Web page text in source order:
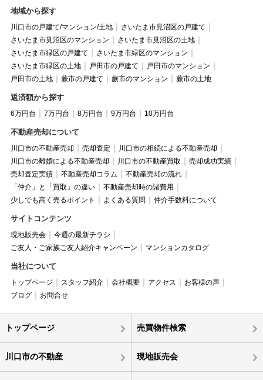
地域から探す
川口市の戸建て/マンション/土地
さいたま市見沼区の戸建て
さいたま市見沼区のマンション
さいたま市見沼区の土地
さいたま市緑区の戸建て
さいたま市緑区のマンション
さいたま市緑区の土地
戸田市の戸建て
戸田市のマンション
戸田市の土地
蕨市の戸建て 蕨市のマンション 蕨市の土地
返済額から探す
6万円台 7万円台 8万円台 9万円台 10万円台
不動産売却について
川口市の不動産売却 売却査定
川口市の相続による不動産売却
川口市の離婚による不動産売却
川口市の不動産買取
売却成功実績
売却査定実績
不動産売却コラム
不動産売却の流れ
「仲介」と「買取」の違い
不動産売却時の諸費用
少しでも高く売るポイント
よくある質問 仲介手数料について
サイトコンテンツ
現地販売会
今週の最新チラシ
ご友人・ご家族ご友人紹介キャンペーン
マンションカタログ
当社について
トップページ スタッフ紹介 会社概要 アクセス
お客様の声
ブログ
お問合せ
トップページ 売買物件検索
川口市の不動産 現地販売会